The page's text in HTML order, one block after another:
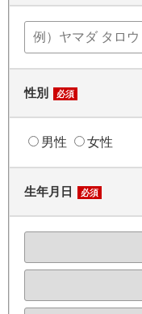
性別 必須
男性 女性
生年月日 必須